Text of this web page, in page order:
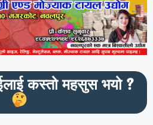
कस्तो महसुस भयो ?